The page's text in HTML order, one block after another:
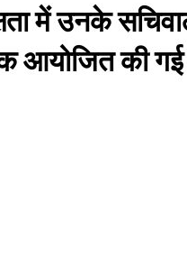
में उनके
आयोजित की